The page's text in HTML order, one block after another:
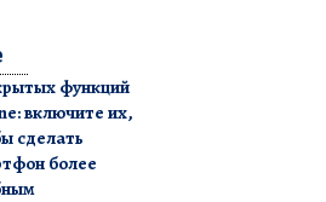
функций
включите их,
сделать
более